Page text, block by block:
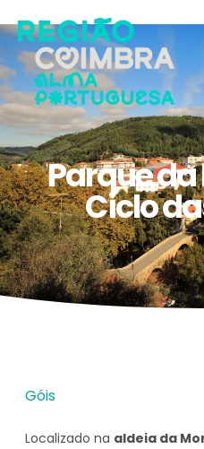
Parque
Ciclo
Góis
Localizado na aldeia da